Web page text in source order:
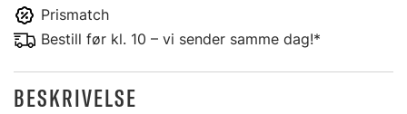
Prismatch
Bestill før kl. 10 – vi sender samme dag!*
BESKRIVELSE